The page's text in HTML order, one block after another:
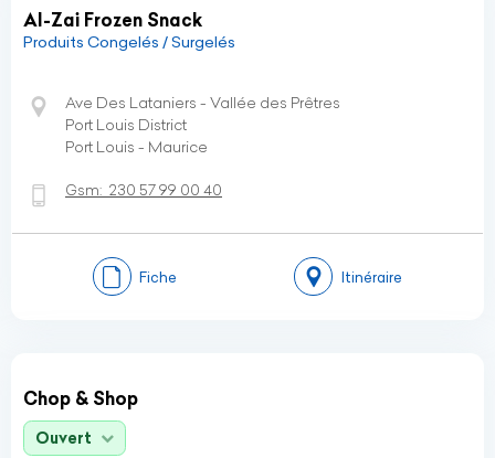
Al-Zai Frozen Snack
Produits Congelés / Surgelés
Ave Des Lataniers - Vallée des Prêtres
Port Louis District
Port Louis - Maurice
Gsm: 230 57 99 00 40
Fiche Itinéraire
Chop & Shop
Ouvert